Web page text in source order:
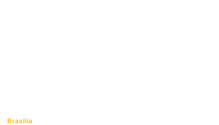
Brasília